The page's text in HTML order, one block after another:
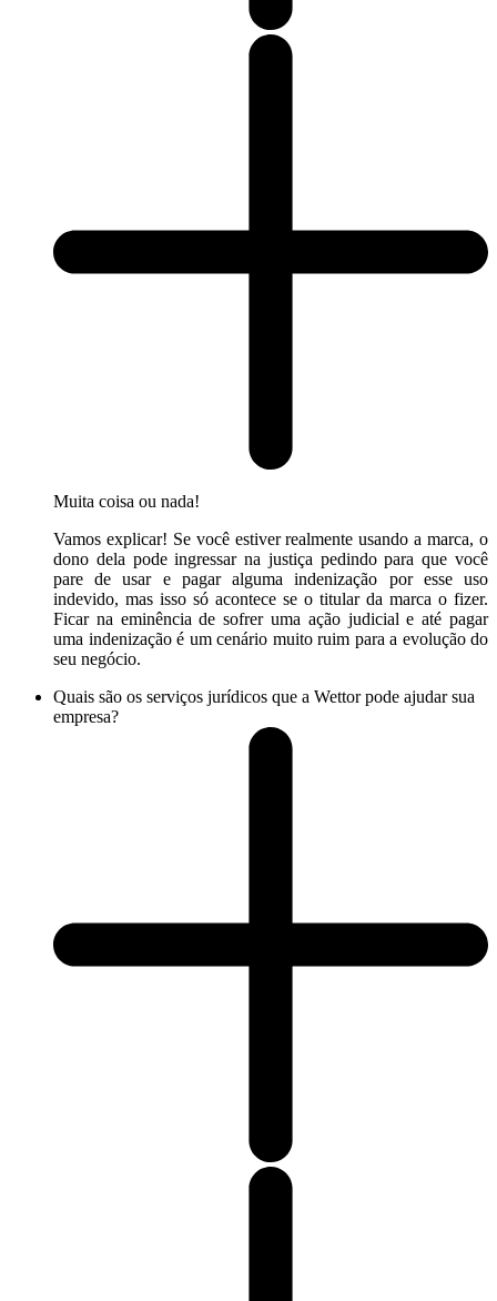
Muita coisa ou nada!
Vamos explicar! Se você estiver realmente usando a marca, o
dono dela pode ingressar na justiça pedindo para que você
pare de usar e pagar alguma indenização por esse uso
indevido, mas isso só acontece se o titular da marca o fizer.
Ficar na eminência de sofrer uma ação judicial e até pagar
uma indenização é um cenário muito ruim para a evolução do
seu negócio.
Quais são os serviços jurídicos que a Wettor pode ajudar sua
empresa?